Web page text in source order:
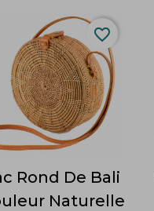
Rond De Bali
Naturelle
favorite_border